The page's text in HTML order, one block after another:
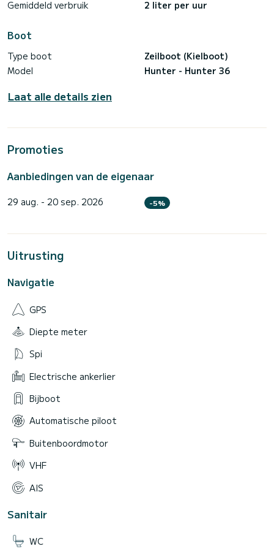
Zee-uitrusting voor 6 personen
ZEILPRESTATIES: Werkelijke wind 10 tot 15 knopen,
TARIEVEN: afhankelijk van het seizoen, voor een huur tijdens
Gemiddeld verbruik
2 liter per uur
Boot
Type boot
Zeilboot (Kielboot)
Model
Hunter - Hunter 36
Laat alle details zien
Promoties
Aanbiedingen van de eigenaar
29 aug. - 20 sep. 2026 -5%
Uitrusting
Navigatie
GPS
Diepte meter
Spi
Electrische ankerlier
Bijboot
Automatische piloot
Buitenboordmotor
VHF
AIS
Sanitair
WC